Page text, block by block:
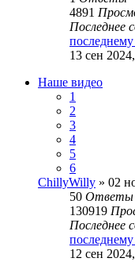
4891
Последнее
13 сен
Наше видео
1
2
3
4
5
6
ChillyWilly » 02
50 Ответы
130919
Последнее
12 сен